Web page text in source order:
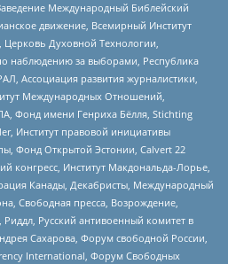
Международный Библейский
движение, Всемирный Институт
Церковь Духовной Технологии,
наблюдению за выборами, Республика
Ассоциация развития журналистики,
Международных Отношений,
Фонд имени Генриха Бёлля, Stichting
Институт правовой инициативы
Фонд Открытой Эстонии, Calvert 22
конгресс, Институт Макдональда-Лорье,
Канады, Декабристы, Международный
Свободная пресса, Возрождение,
Русский антивоенный комитет в
Сахарова, Форум свободной России,
International, Форум Свободных